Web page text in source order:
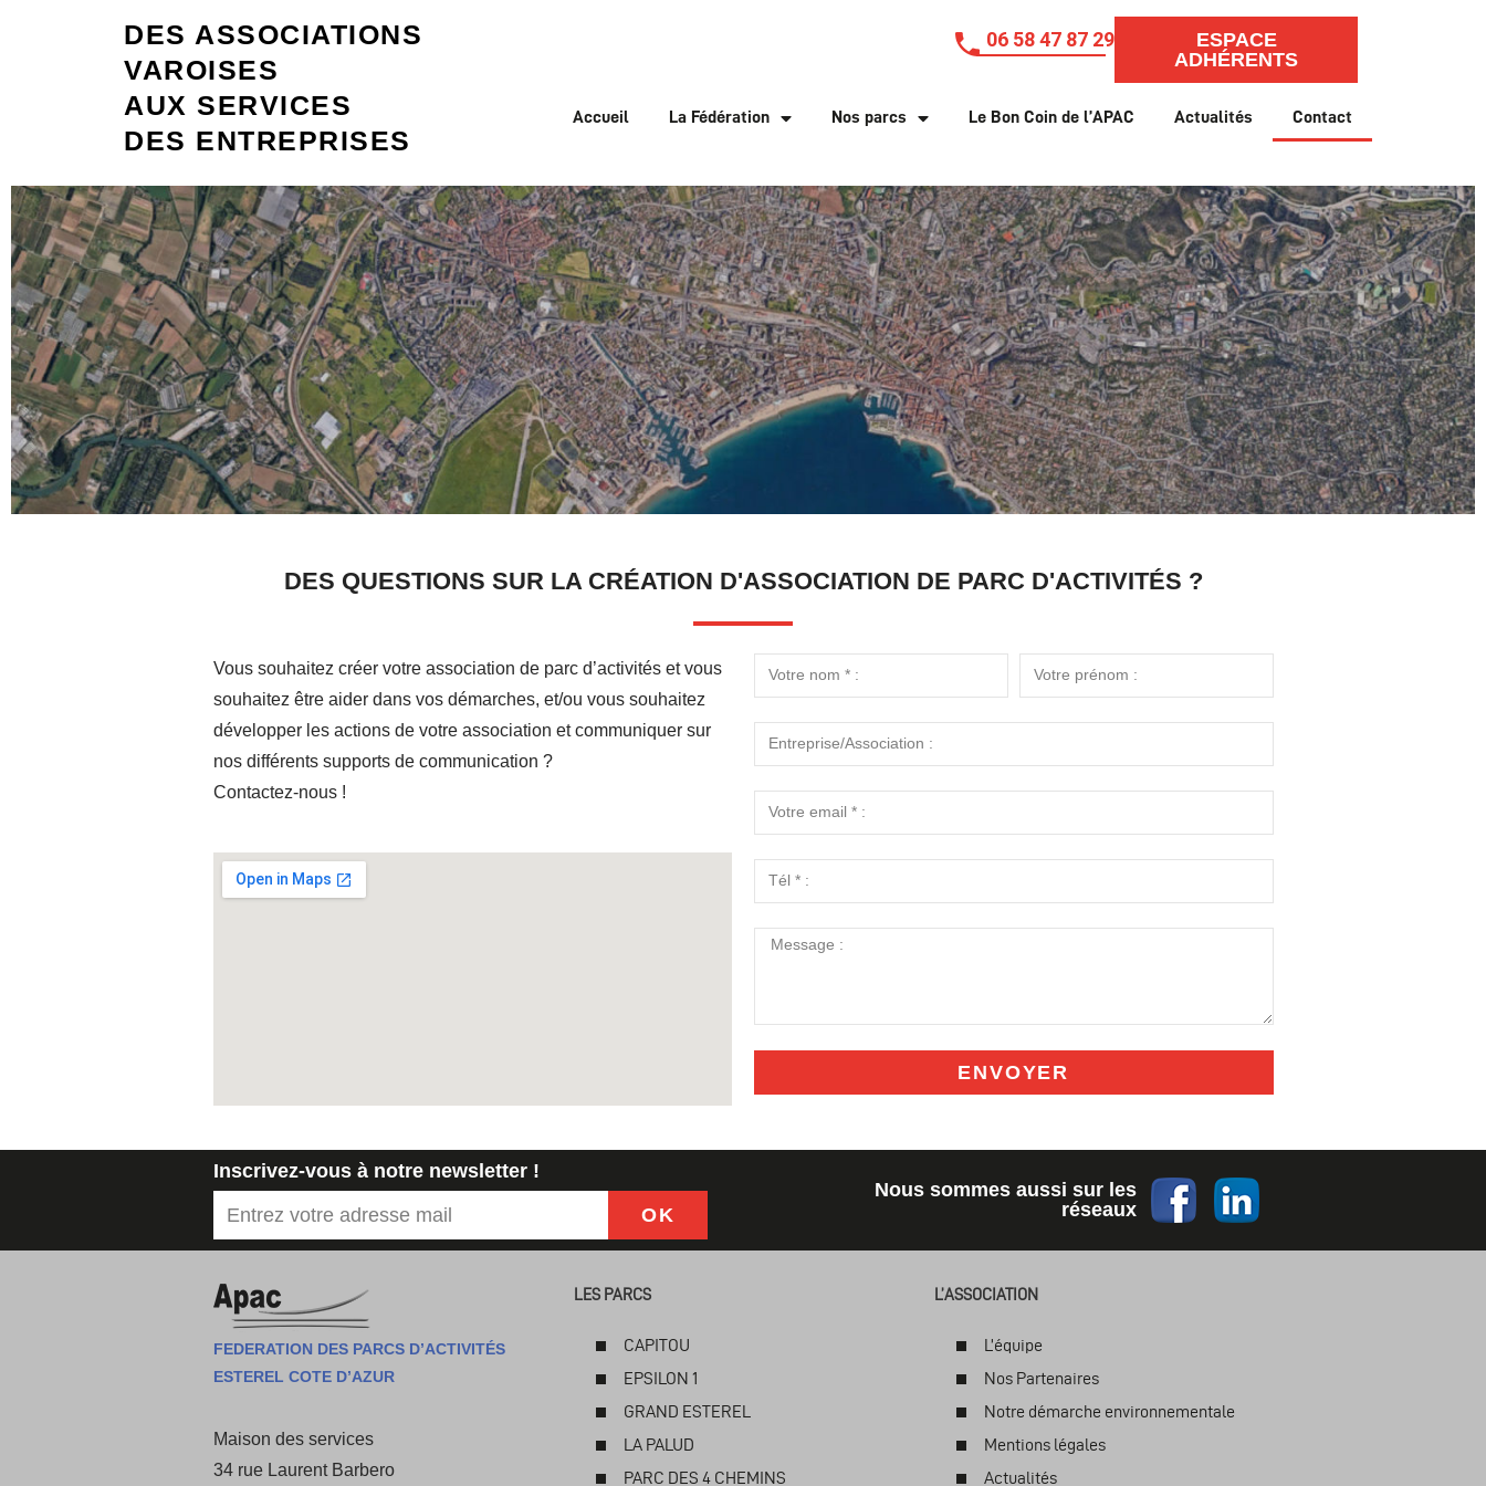
DES ASSOCIATIONS
VAROISES
AUX SERVICES
DES ENTREPRISES
06 58 47 87 29
ESPACE
ADHÉRENTS
Accueil La Fédération Nos parcs Le Bon Coin de l’APAC Actualités Contact
DES QUESTIONS SUR LA CRÉATION D'ASSOCIATION DE PARC D'ACTIVITÉS ?
Vous souhaitez créer votre association de parc d’activités et vous
souhaitez être aider dans vos démarches, et/ou vous souhaitez
développer les actions de votre association et communiquer sur
nos différents supports de communication ?
Contactez-nous !
ENVOYER
Inscrivez-vous à notre newsletter !
OK
Nous sommes aussi sur les
réseaux
FEDERATION DES PARCS D’ACTIVITÉS
ESTEREL COTE D’AZUR
Maison des services
34 rue Laurent Barbero
LES PARCS
CAPITOU
EPSILON 1
GRAND ESTEREL
LA PALUD
PARC DES 4 CHEMINS
L’ASSOCIATION
L’équipe
Nos Partenaires
Notre démarche environnementale
Mentions légales
Actualités